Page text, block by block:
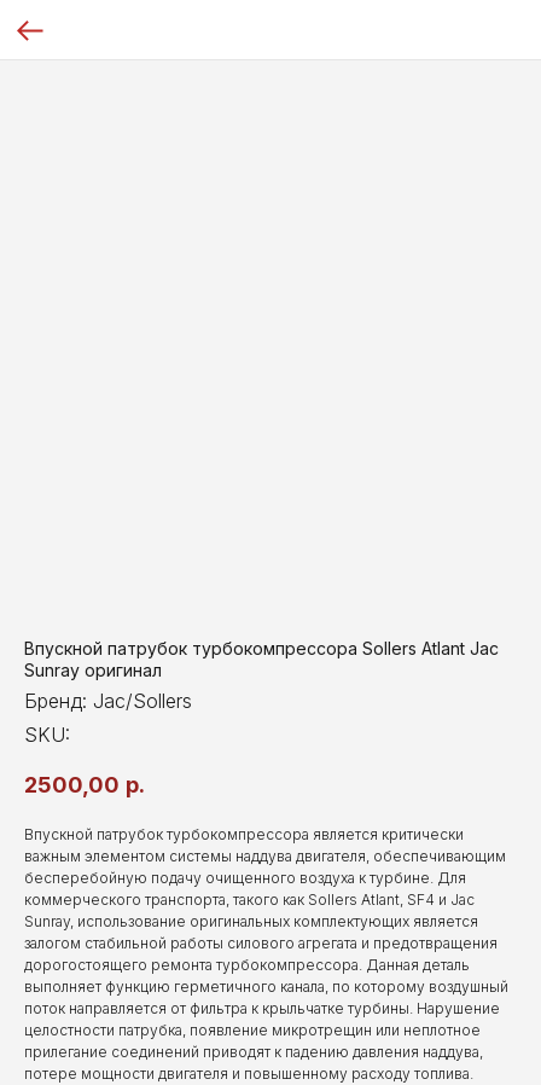
Впускной патрубок турбокомпрессора Sollers Atlant Jac
Sunray оригинал
Бренд: Jac/Sollers
SKU:
2500,00 р.
Впускной патрубок турбокомпрессора является критически
важным элементом системы наддува двигателя, обеспечивающим
бесперебойную подачу очищенного воздуха к турбине. Для
коммерческого транспорта, такого как Sollers Atlant, SF4 и Jac
Sunray, использование оригинальных комплектующих является
залогом стабильной работы силового агрегата и предотвращения
дорогостоящего ремонта турбокомпрессора. Данная деталь
выполняет функцию герметичного канала, по которому воздушный
поток направляется от фильтра к крыльчатке турбины. Нарушение
целостности патрубка, появление микротрещин или неплотное
прилегание соединений приводят к падению давления наддува,
потере мощности двигателя и повышенному расходу топлива.